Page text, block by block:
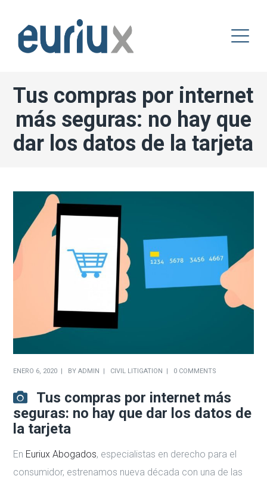
Tus compras por internet
más seguras: no hay que
dar los datos de la tarjeta
ENERO 6, 2020 BYADMIN CIVIL LITIGATION 0 COMMENTS
Tus compras por internet más
seguras: no hay que dar los datos de
la tarjeta
En Euriux Abogados, especialistas en derecho para el
consumidor, estrenamos nueva década con una de las